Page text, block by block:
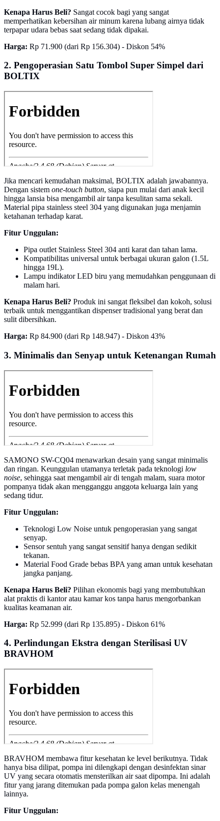
Kenapa Harus Beli? Sangat cocok bagi yang sangat
memperhatikan kebersihan air minum karena lubang airnya tidak
terpapar udara bebas saat sedang tidak dipakai.
Harga: Rp 71.900 (dari Rp 156.304) - Diskon 54%
2. Pengoperasian Satu Tombol Super Simpel dari
BOLTIX
Jika mencari kemudahan maksimal, BOLTIX adalah jawabannya.
Dengan sistem one-touch button, siapa pun mulai dari anak kecil
hingga lansia bisa mengambil air tanpa kesulitan sama sekali.
Material pipa stainless steel 304 yang digunakan juga menjamin
ketahanan terhadap karat.
Fitur Unggulan:
Pipa outlet Stainless Steel 304 anti karat dan tahan lama.
Kompatibilitas universal untuk berbagai ukuran galon (1.5L
hingga 19L).
Lampu indikator LED biru yang memudahkan penggunaan di
malam hari.
Kenapa Harus Beli? Produk ini sangat fleksibel dan kokoh, solusi
terbaik untuk menggantikan dispenser tradisional yang berat dan
sulit dibersihkan.
Harga: Rp 84.900 (dari Rp 148.947) - Diskon 43%
3. Minimalis dan Senyap untuk Ketenangan Rumah
SAMONO SW-CQ04 menawarkan desain yang sangat minimalis
dan ringan. Keunggulan utamanya terletak pada teknologi low
noise, sehingga saat mengambil air di tengah malam, suara motor
pompanya tidak akan mengganggu anggota keluarga lain yang
sedang tidur.
Fitur Unggulan:
Teknologi Low Noise untuk pengoperasian yang sangat
senyap.
Sensor sentuh yang sangat sensitif hanya dengan sedikit
tekanan.
Material Food Grade bebas BPA yang aman untuk kesehatan
jangka panjang.
Kenapa Harus Beli? Pilihan ekonomis bagi yang membutuhkan
alat praktis di kantor atau kamar kos tanpa harus mengorbankan
kualitas keamanan air.
Harga: Rp 52.999 (dari Rp 135.895) - Diskon 61%
4. Perlindungan Ekstra dengan Sterilisasi UV
BRAVHOM
BRAVHOM membawa fitur kesehatan ke level berikutnya. Tidak
hanya bisa dilipat, pompa ini dilengkapi dengan desinfektan sinar
UV yang secara otomatis mensterilkan air saat dipompa. Ini adalah
fitur yang jarang ditemukan pada pompa galon kelas menengah
lainnya.
Fitur Unggulan: